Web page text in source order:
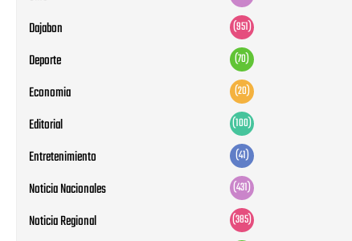
Dajabon (951)
Deporte (70)
Economia (20)
Editorial (100)
Entretenimiento (41)
Noticia Nacionales (431)
Noticia Regional (385)